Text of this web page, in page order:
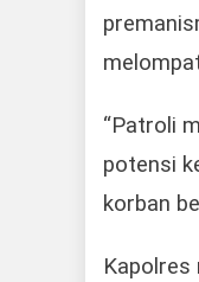
“Patroli
potensi
korban
Kapolres